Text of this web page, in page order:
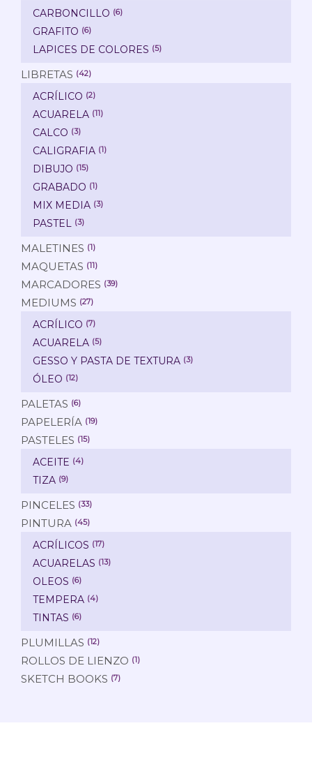
CARBONCILLO (6)
GRAFITO (6)
LAPICES DE COLORES (5)
LIBRETAS (42)
ACRÍLICO (2)
ACUARELA (11)
CALCO (3)
CALIGRAFIA (1)
DIBUJO (15)
GRABADO (1)
MIX MEDIA (3)
PASTEL (3)
MALETINES (1)
MAQUETAS (11)
MARCADORES (39)
MEDIUMS (27)
ACRÍLICO (7)
ACUARELA (5)
GESSO Y PASTA DE TEXTURA (3)
ÓLEO (12)
PALETAS (6)
PAPELERÍA (19)
PASTELES (15)
ACEITE (4)
TIZA (9)
PINCELES (33)
PINTURA (45)
ACRÍLICOS (17)
ACUARELAS (13)
OLEOS (6)
TEMPERA (4)
TINTAS (6)
PLUMILLAS (12)
ROLLOS DE LIENZO (1)
SKETCH BOOKS (7)